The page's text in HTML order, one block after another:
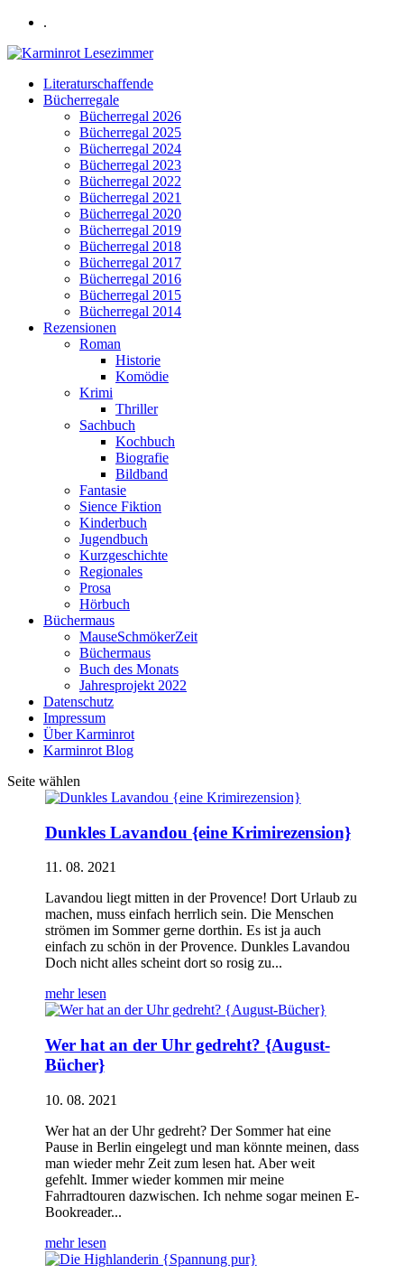
.
Literaturschaffende
Bücherregale
Bücherregal 2026
Bücherregal 2025
Bücherregal 2024
Bücherregal 2023
Bücherregal 2022
Bücherregal 2021
Bücherregal 2020
Bücherregal 2019
Bücherregal 2018
Bücherregal 2017
Bücherregal 2016
Bücherregal 2015
Bücherregal 2014
Rezensionen
Roman
Historie
Komödie
Krimi
Thriller
Sachbuch
Kochbuch
Biografie
Bildband
Fantasie
Sience Fiktion
Kinderbuch
Jugendbuch
Kurzgeschichte
Regionales
Prosa
Hörbuch
Büchermaus
MauseSchmökerZeit
Büchermaus
Buch des Monats
Jahresprojekt 2022
Datenschutz
Impressum
Über Karminrot
Karminrot Blog
Seite wählen
Dunkles Lavandou {eine Krimirezension}
11. 08. 2021
Lavandou liegt mitten in der Provence! Dort Urlaub zu
machen, muss einfach herrlich sein. Die Menschen
strömen im Sommer gerne dorthin. Es ist ja auch
einfach zu schön in der Provence. Dunkles Lavandou
Doch nicht alles scheint dort so rosig zu...
mehr lesen
Wer hat an der Uhr gedreht? {August-
Bücher}
10. 08. 2021
Wer hat an der Uhr gedreht? Der Sommer hat eine
Pause in Berlin eingelegt und man könnte meinen, dass
man wieder mehr Zeit zum lesen hat. Aber weit
gefehlt. Immer wieder kommen mir meine
Fahrradtouren dazwischen. Ich nehme sogar meinen E-
Bookreader...
mehr lesen